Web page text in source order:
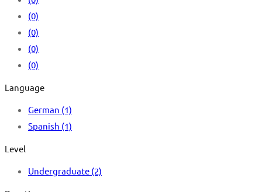
(0)
(0)
(0)
(0)
Language
German (1)
Spanish (1)
Level
Undergraduate (2)